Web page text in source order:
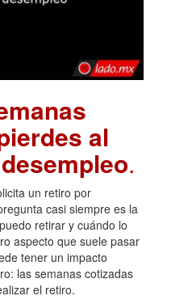
al
.
un retiro por
casi siempre es la
retirar y cuándo lo
aspecto que suele pasar
tener un impacto
las semanas cotizadas
el retiro.